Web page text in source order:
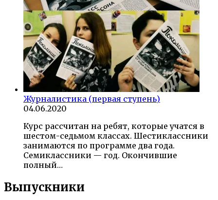
Журналистика (первая ступень)
04.06.2020
Курс рассчитан на ребят, которые учатся в
шестом-седьмом классах. Шестиклассники
занимаются по программе два года.
Семиклассники — год. Окончившие
полный…
Выпускники